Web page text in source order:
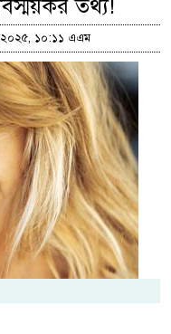
তথ্য!
২০২৫, ১০:১১ এএম